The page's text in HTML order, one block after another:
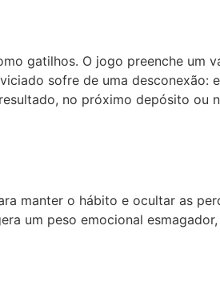
gatilhos. O jogo preenche um
sofre de uma desconexão:
no próximo depósito ou
manter o hábito e ocultar as
um peso emocional